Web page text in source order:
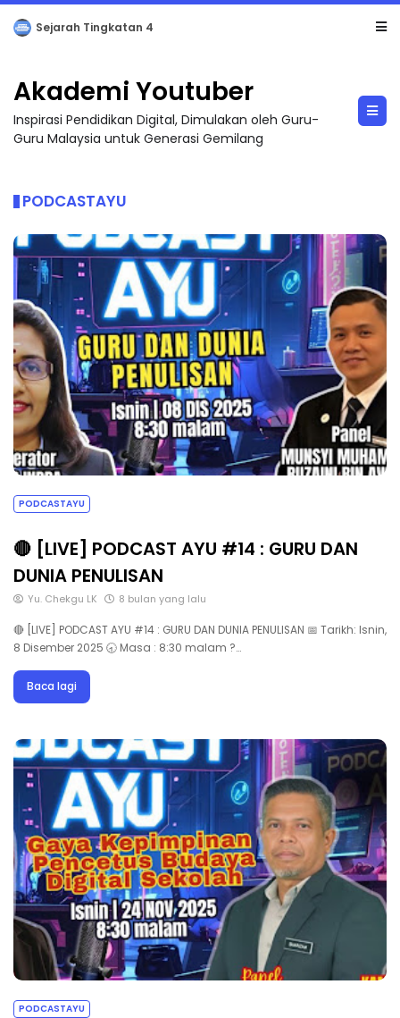
LIVE 🔴 [LIVE] PRINSIP PERAKAUNAN, PECUT SKOR SOALAN 1 TRIAL OLEH CIKGU WAN...
Akademi Youtuber
Inspirasi Pendidikan Digital, Dimulakan oleh Guru-
Guru Malaysia untuk Generasi Gemilang
PODCASTAYU
PODCASTAYU
🔴 [LIVE] PODCAST AYU #14 : GURU DAN
DUNIA PENULISAN
Yu. Chekgu LK 8 bulan yang lalu
🔴 [LIVE] PODCAST AYU #14 : GURU DAN DUNIA PENULISAN 📅 Tarikh: Isnin,
8 Disember 2025 🕣 Masa : 8:30 malam ?…
Baca lagi
PODCASTAYU